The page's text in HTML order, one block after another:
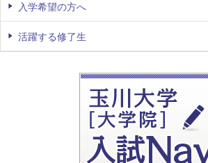
入学希望の方へ
活躍する修了生